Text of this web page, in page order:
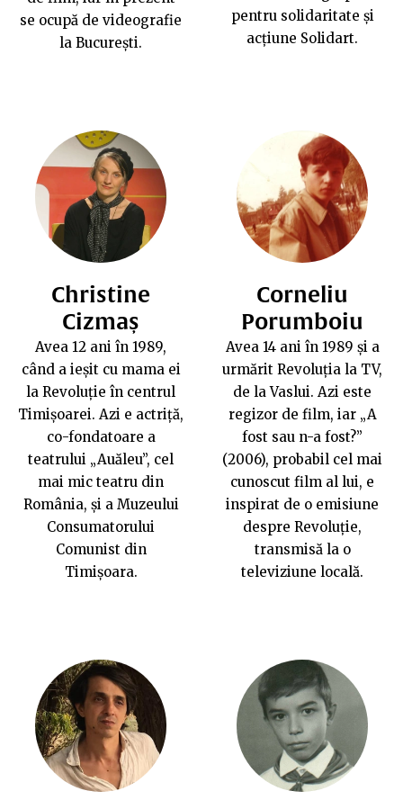
se ocupă de videografie
la București.
pentru solidaritate și
acțiune Solidart.
Christine
Cizmaș
Avea 12 ani în 1989,
când a ieșit cu mama ei
la Revoluție în centrul
Timișoarei. Azi e actriță,
co-fondatoare a
teatrului „Auăleu”, cel
mai mic teatru din
România, și a Muzeului
Consumatorului
Comunist din
Timișoara.
Corneliu
Porumboiu
Avea 14 ani în 1989 și a
urmărit Revoluția la TV,
de la Vaslui. Azi este
regizor de film, iar „A
fost sau n-a fost?”
(2006), probabil cel mai
cunoscut film al lui, e
inspirat de o emisiune
despre Revoluție,
transmisă la o
televiziune locală.